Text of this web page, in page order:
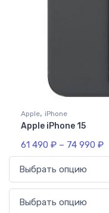
Apple, iPhone
Apple iPhone 15
61 490 ₽ – 74 990 ₽